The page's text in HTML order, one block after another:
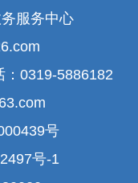
服务中心
0319-5886182
号
号-1